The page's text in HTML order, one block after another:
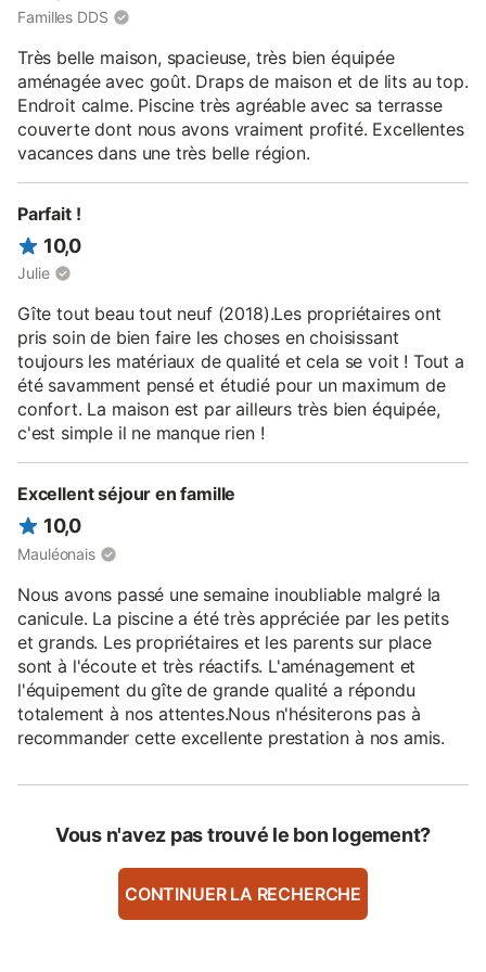
Familles DDS
Très belle maison, spacieuse, très bien équipée
aménagée avec goût. Draps de maison et de lits au top.
Endroit calme. Piscine très agréable avec sa terrasse
couverte dont nous avons vraiment profité. Excellentes
vacances dans une très belle région.
Parfait !
10,0
Julie
Gîte tout beau tout neuf (2018).Les propriétaires ont
pris soin de bien faire les choses en choisissant
toujours les matériaux de qualité et cela se voit ! Tout a
été savamment pensé et étudié pour un maximum de
confort. La maison est par ailleurs très bien équipée,
c'est simple il ne manque rien !
Excellent séjour en famille
10,0
Mauléonais
Nous avons passé une semaine inoubliable malgré la
canicule. La piscine a été très appréciée par les petits
et grands. Les propriétaires et les parents sur place
sont à l'écoute et très réactifs. L'aménagement et
l'équipement du gîte de grande qualité a répondu
totalement à nos attentes.Nous n'hésiterons pas à
recommander cette excellente prestation à nos amis.
Vous n'avez pas trouvé le bon logement?
CONTINUER LA RECHERCHE